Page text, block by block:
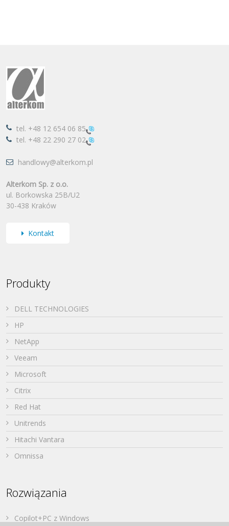
tel. +48 12 654 06 85
tel. +48 22 290 27 02
handlowy@alterkom.pl
Alterkom Sp. z o.o.
ul. Borkowska 25B/U2
30-438 Kraków
Kontakt
Produkty
DELL TECHNOLOGIES
HP
NetApp
Veeam
Microsoft
Citrix
Red Hat
Unitrends
Hitachi Vantara
Omnissa
Rozwiązania
Copilot+PC z Windows